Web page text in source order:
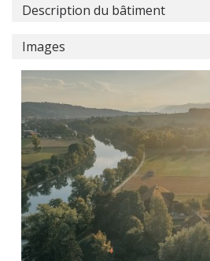
Description du bâtiment
Images